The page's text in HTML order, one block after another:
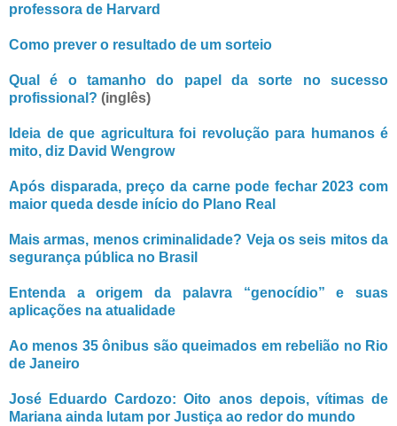
professora de Harvard
Como prever o resultado de um sorteio
Qual é o tamanho do papel da sorte no sucesso
profissional? (inglês)
Ideia de que agricultura foi revolução para humanos é
mito, diz David Wengrow
Após disparada, preço da carne pode fechar 2023 com
maior queda desde início do Plano Real
Mais armas, menos criminalidade? Veja os seis mitos da
segurança pública no Brasil
Entenda a origem da palavra “genocídio” e suas
aplicações na atualidade
Ao menos 35 ônibus são queimados em rebelião no Rio
de Janeiro
José Eduardo Cardozo: Oito anos depois, vítimas de
Mariana ainda lutam por Justiça ao redor do mundo